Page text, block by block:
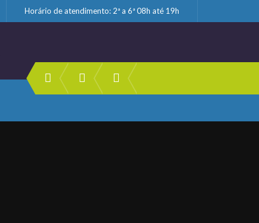
Horário de atendimento: 2ª a 6ª 08h até 19h